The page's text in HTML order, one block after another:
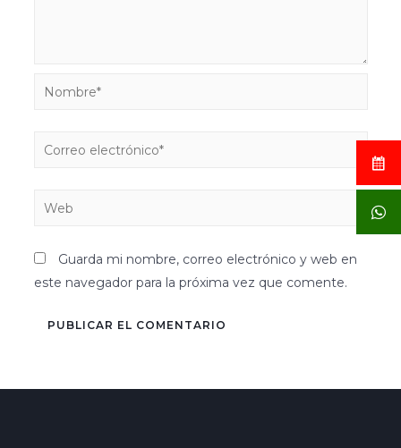
Guarda mi nombre, correo electrónico y web en
este navegador para la próxima vez que comente.